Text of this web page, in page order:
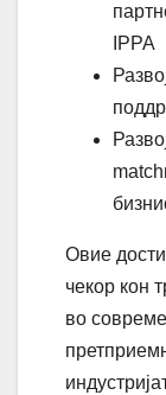
IPPA
Овие
чекор кон
во